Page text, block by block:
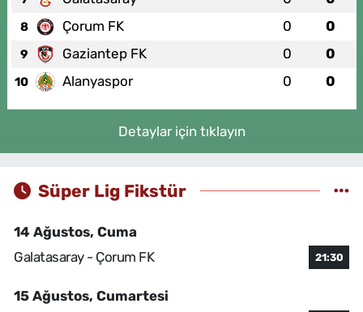
8 Çorum FK 0 0
9 Gaziantep FK 0 0
10 Alanyaspor 0 0
Detaylar için tıklayın
Süper Lig Fikstür
14 Ağustos, Cuma
Galatasaray - Çorum FK
21:30
15 Ağustos, Cumartesi